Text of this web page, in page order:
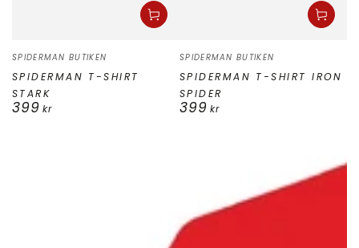
Säljare:
SPIDERMAN BUTIKEN
SPIDERMAN T-SHIRT
STARK
Ordinarie
399 kr
Säljare:
SPIDERMAN BUTIKEN
SPIDERMAN T-SHIRT IRON
SPIDER
Ordinarie
399 kr